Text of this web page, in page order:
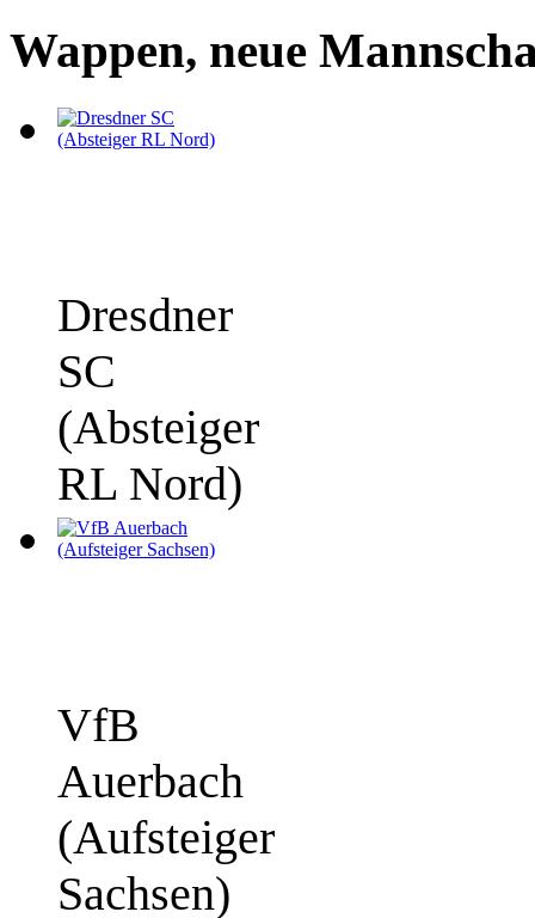
Wappen, neue
Dresdner
SC
(Absteiger
RL Nord)
VfB
Auerbach
(Aufsteiger
Sachsen)